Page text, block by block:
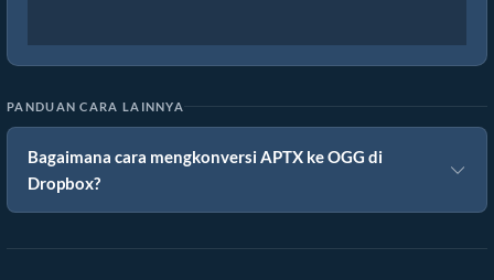
PANDUAN CARA LAINNYA
Bagaimana cara mengkonversi APTX ke OGG di
Dropbox?